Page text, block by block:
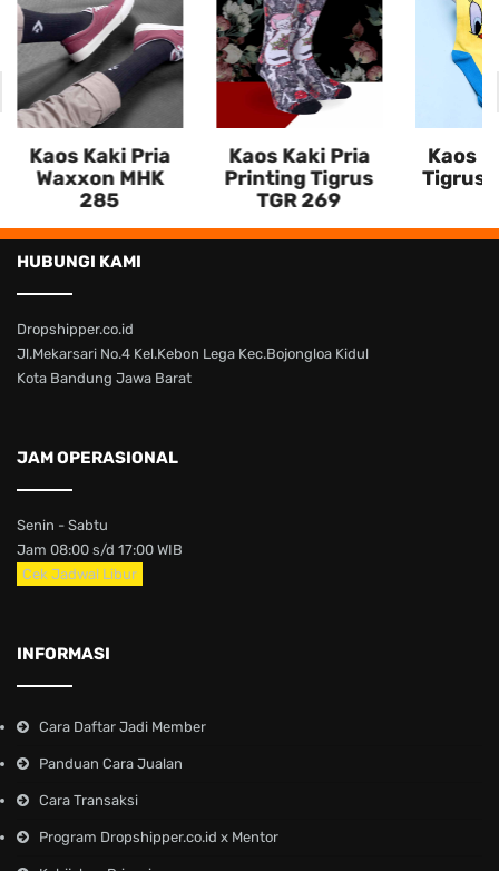
Kaos Kaki Pria
Waxxon MHK
285
Kaos Kaki Pria
Printing Tigrus
TGR 269
Kaos
Tigrus
HUBUNGI KAMI
Dropshipper.co.id
Jl.Mekarsari No.4 Kel.Kebon Lega Kec.Bojongloa Kidul
Kota Bandung Jawa Barat
JAM OPERASIONAL
Senin - Sabtu
Jam 08:00 s/d 17:00 WIB
Cek Jadwal Libur
INFORMASI
Cara Daftar Jadi Member
Panduan Cara Jualan
Cara Transaksi
Program Dropshipper.co.id x Mentor